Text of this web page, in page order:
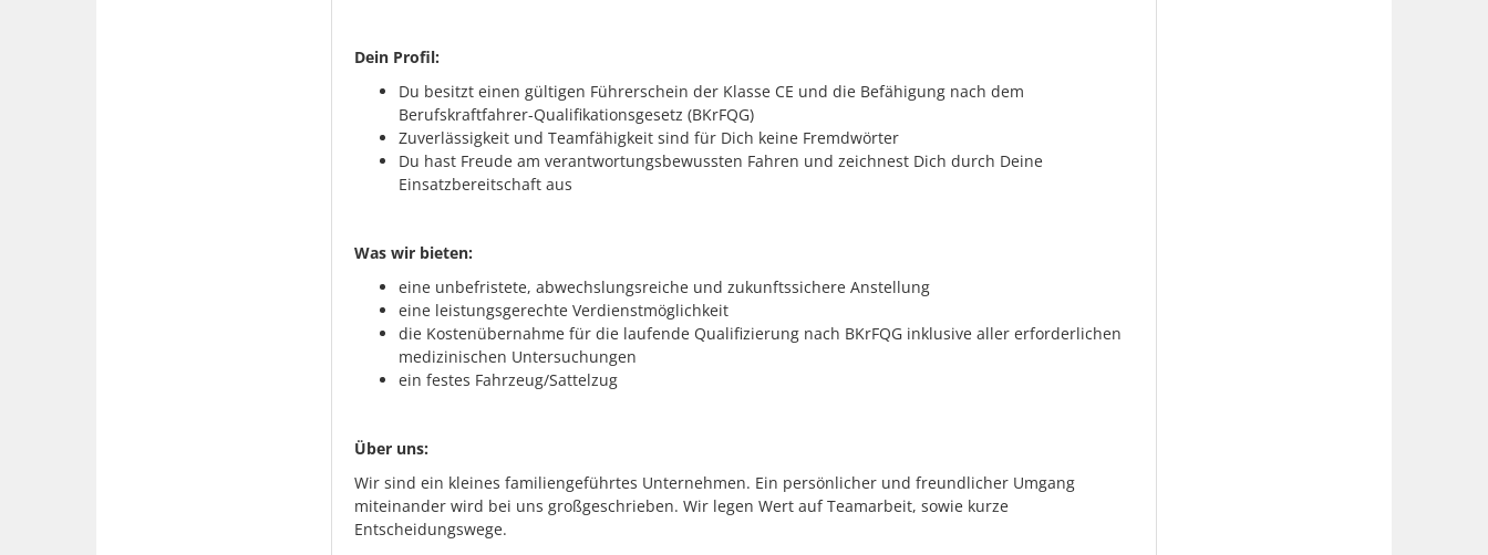
Dein Profil:
Du besitzt einen gültigen Führerschein der Klasse CE und die Befähigung nach dem
Berufskraftfahrer-Qualifikationsgesetz (BKrFQG)
Zuverlässigkeit und Teamfähigkeit sind für Dich keine Fremdwörter
Du hast Freude am verantwortungsbewussten Fahren und zeichnest Dich durch Deine
Einsatzbereitschaft aus
Was wir bieten:
eine unbefristete, abwechslungsreiche und zukunftssichere Anstellung
eine leistungsgerechte Verdienstmöglichkeit
die Kostenübernahme für die laufende Qualifizierung nach BKrFQG inklusive aller erforderlichen
medizinischen Untersuchungen
ein festes Fahrzeug/Sattelzug
Über uns:
Wir sind ein kleines familiengeführtes Unternehmen. Ein persönlicher und freundlicher Umgang
miteinander wird bei uns großgeschrieben. Wir legen Wert auf Teamarbeit, sowie kurze
Entscheidungswege.